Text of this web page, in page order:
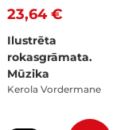
23,64 €
Ilustrēta
rokasgrāmata.
Mūzika
Kerola Vordermane